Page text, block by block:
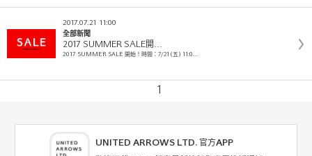
2017.07.21 11:00
全部新聞
2017 SUMMER SALE開…
2017 SUMMER SALE 開始！時間：7/21(五) 11:0…
1
UNITED ARROWS LTD. 官方APP